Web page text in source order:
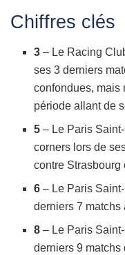
Chiffres clés
3 – Le Racing
ses 3 derniers
confondues, mais
période allant de
5 – Le Paris
corners lors de
contre Strasbourg
6 – Le Paris
derniers 7 matchs
8 – Le Paris
derniers 9 matchs